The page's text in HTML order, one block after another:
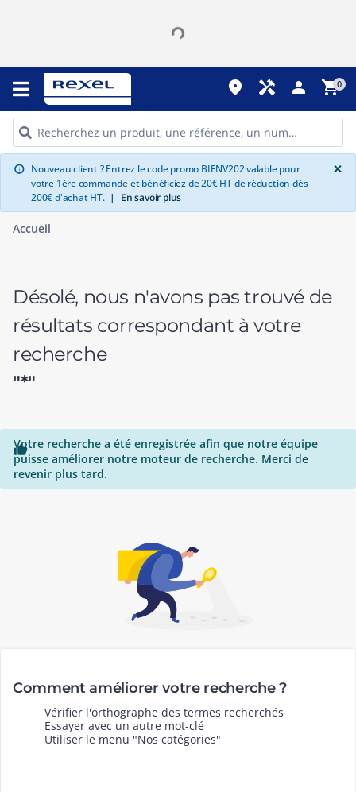
place handyman person shopping_cart0
info Nouveau client ? Entrez le code promo BIENV202 valable pour
votre 1ère commande et bénéficiez de 20€ HT de réduction dès
200€ d'achat HT. | En savoir plus
×
Accueil
Désolé, nous n'avons pas trouvé de
résultats correspondant à votre
recherche
"*"

Votre recherche a été enregistrée afin que notre équipe
puisse améliorer notre moteur de recherche. Merci de
revenir plus tard.
Comment améliorer votre recherche ?
Vérifier l'orthographe des termes recherchés
Essayer avec un autre mot-clé
Utiliser le menu "Nos catégories"